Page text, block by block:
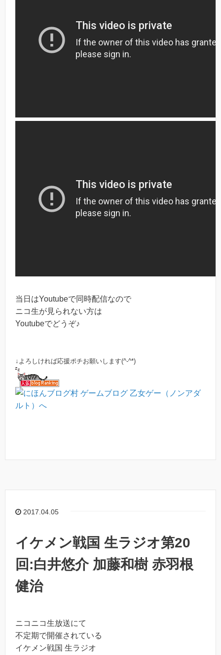
当日はYoutubeで同時配信なので
ニコ生が見られない方は
Youtubeでどうぞ♪
↓よろしければ応援ポチお願いします(^-^*)
2017.04.05
イケメン戦国 生ラジオ第20
回:白井悠介 加藤和樹 赤羽根
健治
ニコニコ生放送にて
不定期で開催されている
イケメン戦国 生ラジオ